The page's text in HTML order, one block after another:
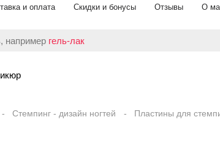
и оплата Скидки и бонусы Отзывы О
например гель-лак
Стемпинг - дизайн ногтей Пластины для